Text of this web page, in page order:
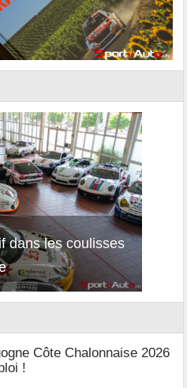
dans les coulisses
Côte Chalonnaise 2026
!